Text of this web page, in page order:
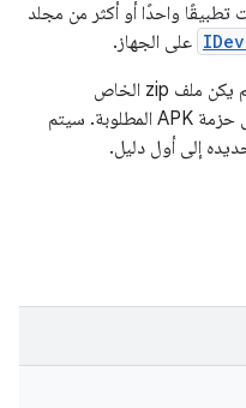
واحدًا أو أكثر من مجلد
على الجهاز.
سيبحث هذا المحضِّر في أدلة بديلة إذا لم يكن ملف zip الخاص
بالاختبارات متوفّرًا أو لم يكن يحتوي على حزمة APK المطلوبة. سيتم
إلى أول دليل.